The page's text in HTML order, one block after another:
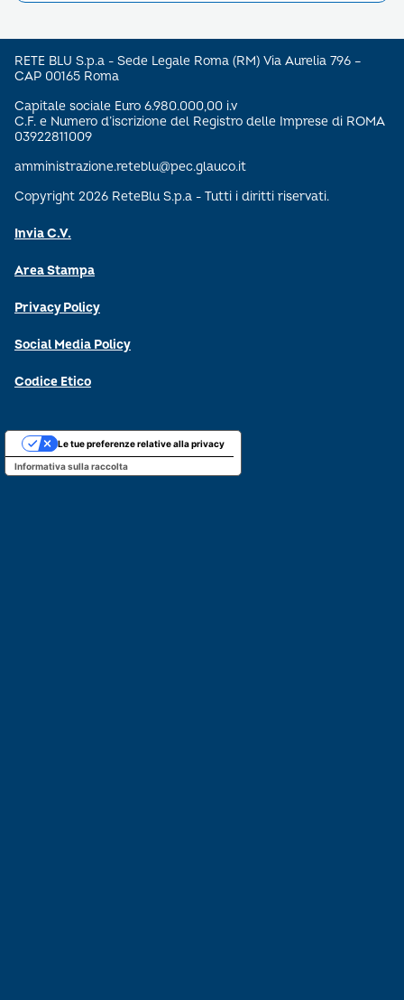
RETE BLU S.p.a - Sede Legale Roma (RM) Via Aurelia 796 –
CAP 00165 Roma
Capitale sociale Euro 6.980.000,00 i.v
C.F. e Numero d’iscrizione del Registro delle Imprese di ROMA
03922811009
amministrazione.reteblu@pec.glauco.it
Copyright 2026 ReteBlu S.p.a - Tutti i diritti riservati.
Invia C.V.
Area Stampa
Privacy Policy
Social Media Policy
Codice Etico
Informativa sulla raccolta
Le tue preferenze relative alla privacy